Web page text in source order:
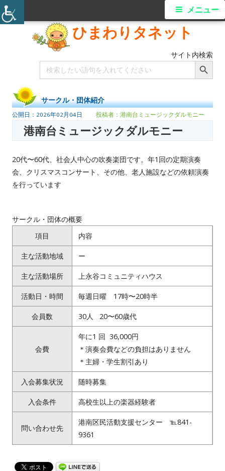
ひまわりタネット
サイト内検索
Search
for:
Search Button
メニュー
サークル・団体紹介
2026年02月04日 港南台ミュージックダルモニー
港南台ミュージックダルモニー
20代〜60代、社会人中心の吹奏楽団です。年1回の定期演奏
会、クリスマスコンサート、その他、老人施設などの依頼演奏
を行っています
サークル・団体の概要
項目
内容
主な活動地域 ー
主な活動場所 上永谷コミュニティハウス
活動日・時間 毎週日曜 17時〜20時半
会員数 30人 20〜60歳代
会費
年に1 回 36,000円
＊演奏会費などの負担はありません
＊主婦・学生割引あり
入会募集状況 随時募集
入会条件 高校生以上の楽器経験者
問い合わせ先
港南区民活動支援センター ℡841-
9361